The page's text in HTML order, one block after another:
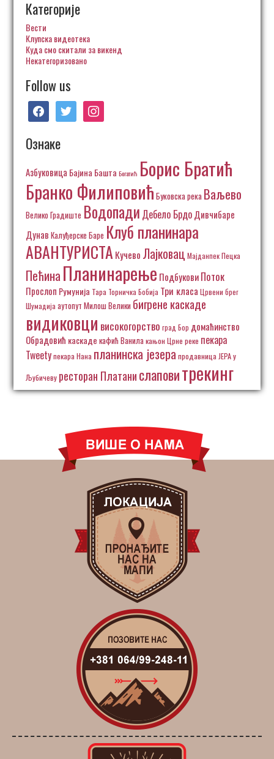
Категорије
Вести
Клупска видеотека
Куда смо скитали за викенд
Некатегоризовано
Follow us
facebooktwitter instagram
Ознаке
Азбуковица Бајина Башта Богатић Борис Братић
Бранко Филиповић Буковска река Ваљево
Велико Градиште Водопади Дебело БрдоДивчибаре
Дунав Калуђерске Баре Клуб планинара
АВАНТУРИСТА Кучево Лајковац Мајданпек Пецка
Пећина Планинарење ПодбуковиПоток
Прослоп Румунија Тара Торничка Бобија Три класа Црвени брег
Шумадија аутопут Милош Велики бигрене каскаде
видиковци високогорство град Бор домаћинство
Обрадовић каскаде кафић Ванила кањон Црне реке пекара
Tweetyпекара Нана планинска језера продавница ЈЕРА у
Љубичеву ресторан Платанислаповитрекинг